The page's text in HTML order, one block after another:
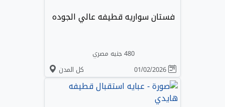
فستان سواريه قطيفه عالي الجوده
480 جنيه مصري
كل المدن